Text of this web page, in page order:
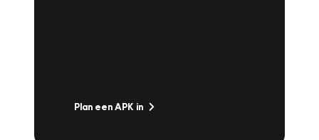
Plan een APK in